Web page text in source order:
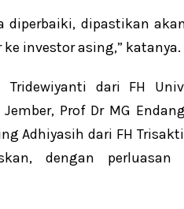
diperbaiki, dipastikan
investor asing,” katanya.
dari FH
Prof Dr MG
Adhiyasih dari FH
dengan